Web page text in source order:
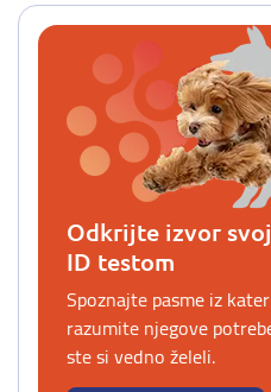
Odkrijte izvor
ID testom
Spoznajte pasme iz
razumite njegove
ste si vedno želeli.